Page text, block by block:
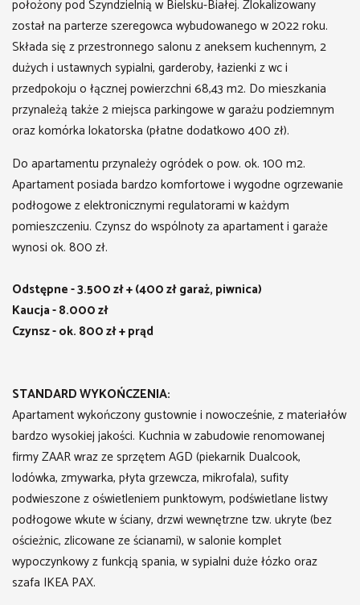
położony pod Szyndzielnią w Bielsku-Białej. Zlokalizowany
został na parterze szeregowca wybudowanego w 2022 roku.
Składa się z przestronnego salonu z aneksem kuchennym, 2
dużych i ustawnych sypialni, garderoby, łazienki z wc i
przedpokoju o łącznej powierzchni 68,43 m2. Do mieszkania
przynależą także 2 miejsca parkingowe w garażu podziemnym
oraz komórka lokatorska (płatne dodatkowo 400 zł).
Do apartamentu przynależy ogródek o pow. ok. 100 m2.
Apartament posiada bardzo komfortowe i wygodne ogrzewanie
podłogowe z elektronicznymi regulatorami w każdym
pomieszczeniu. Czynsz do wspólnoty za apartament i garaże
wynosi ok. 800 zł.
Odstępne - 3.500 zł + (400 zł garaż, piwnica)
Kaucja - 8.000 zł
Czynsz - ok. 800 zł + prąd
STANDARD WYKOŃCZENIA:
Apartament wykończony gustownie i nowocześnie, z materiałów
bardzo wysokiej jakości. Kuchnia w zabudowie renomowanej
firmy ZAAR wraz ze sprzętem AGD (piekarnik Dualcook,
lodówka, zmywarka, płyta grzewcza, mikrofala), sufity
podwieszone z oświetleniem punktowym, podświetlane listwy
podłogowe wkute w ściany, drzwi wewnętrzne tzw. ukryte (bez
ościeżnic, zlicowane ze ścianami), w salonie komplet
wypoczynkowy z funkcją spania, w sypialni duże łózko oraz
szafa IKEA PAX.